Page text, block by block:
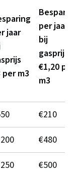
jaar
per m3
per jaar
bij
gasprijs
€1,20 per
m3
€210
€480
€500